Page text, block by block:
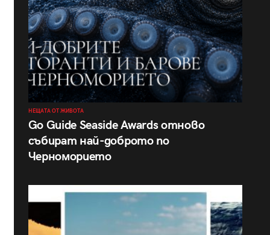
НЕЩАТА ОТ ЖИВОТА
Go Guide Seaside Awards отново
събират най-доброто по
Черноморието